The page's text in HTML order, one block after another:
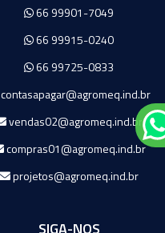
66 99901-7049
66 99915-0240
66 99725-0833
contasapagar@agromeq.ind.br
vendas02@agromeq.ind.br
compras01@agromeq.ind.br
projetos@agromeq.ind.br